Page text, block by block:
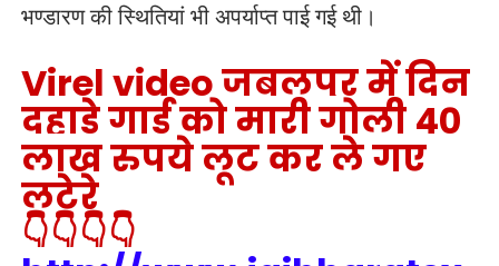
भण्डारण की स्थितियां भी अपर्याप्त पाई गई थी।
Virel video जबलपुर में दिन
दहाड़े गार्ड को मारी गोली 40
लाख रुपये लूट कर ले गए
लुटेरे
👇👇👇👇